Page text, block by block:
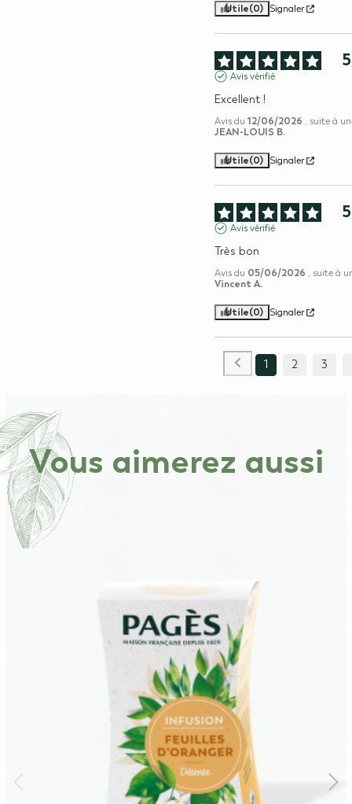
Utile(0) Signaler
5
Avis vérifié
Excellent !
Avis du12/06/2026 , suite à
JEAN-LOUIS B.
Utile(0) Signaler
5
Avis vérifié
Très bon
Avis du 05/06/2026 , suite à
Vincent A.
Utile(0) Signaler
1 2 3
Vous aimerez aussi